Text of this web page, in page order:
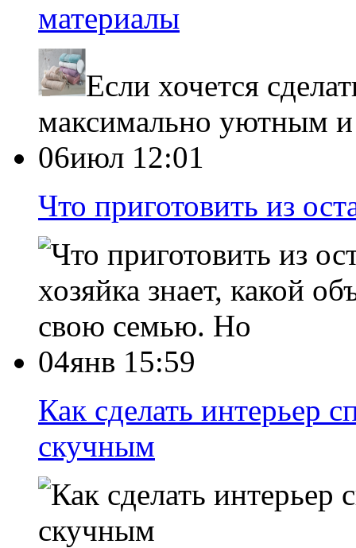
материалы
Если хочется
максимально уютным
06июл 12:01
Что приготовить из
хозяйка знает, какой
свою семью. Но
04янв 15:59
Как сделать интерьер
скучным